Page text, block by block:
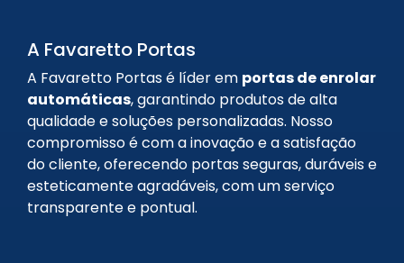
A Favaretto Portas
A Favaretto Portas é líder em portas de enrolar
automáticas, garantindo produtos de alta
qualidade e soluções personalizadas. Nosso
compromisso é com a inovação e a satisfação
do cliente, oferecendo portas seguras, duráveis e
esteticamente agradáveis, com um serviço
transparente e pontual.